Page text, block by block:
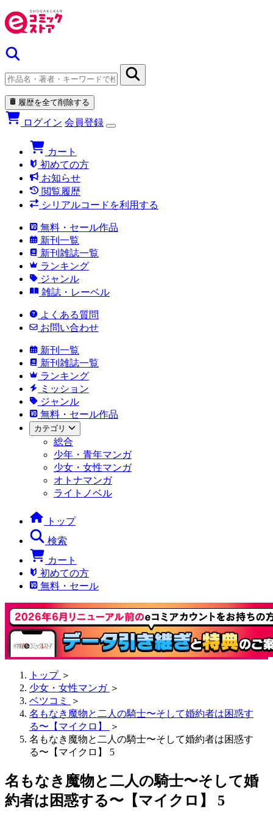
履歴を全て削除する
ログイン 会員登録
カート
初めての方
お知らせ
閲覧履歴
シリアルコードを利用する
無料・セール作品
新刊一覧
新刊雑誌一覧
ランキング
ジャンル
雑誌・レーベル
よくある質問
お問い合わせ
新刊一覧
新刊雑誌一覧
ランキング
ミッション
ジャンル
無料・セール作品
カテゴリ
総合
少年・青年マンガ
少女・女性マンガ
オトナマンガ
ライトノベル
トップ
検索
カート
初めての方
無料・セール
トップ ＞
少女・女性マンガ ＞
ベツコミ
＞
名もなき魔物と二人の騎士〜そして婚約者は困惑す
る〜【マイクロ】
＞
名もなき魔物と二人の騎士〜そして婚約者は困惑す
る〜【マイクロ】 5
名もなき魔物と二人の騎士〜そして婚
約者は困惑する〜【マイクロ】 5